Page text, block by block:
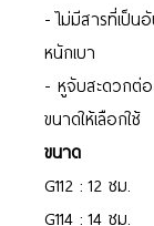
- ไม่มีสารที่เป็น
หนักเบา
- หูจับสะดวกต่
ขนาดให้เลือกใช้
ขนาด
G112 : 12 ซม.
G114 : 14 ซม.